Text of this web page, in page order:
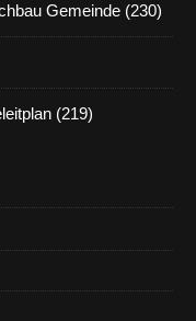
Gemeinde (230)
(219)